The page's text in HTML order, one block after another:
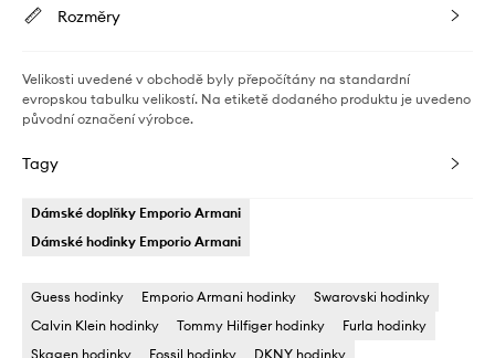
Rozměry
Velikosti uvedené v obchodě byly přepočítány na standardní
evropskou tabulku velikostí. Na etiketě dodaného produktu je uvedeno
původní označení výrobce.
Tagy
Dámské doplňky Emporio Armani
Dámské hodinky Emporio Armani
Guess hodinky Emporio Armani hodinky
Swarovski hodinky
Calvin Klein hodinky
Tommy Hilfiger hodinky
Furla hodinky
Skagen hodinky
Fossil hodinky DKNY hodinky